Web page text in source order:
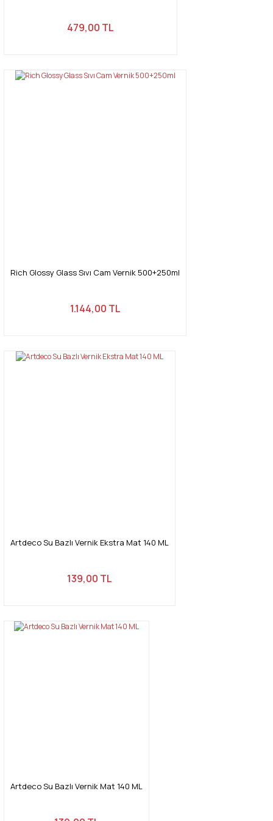
479,00 TL
Rich Glossy Glass Sıvı Cam Vernik 500+250ml
1.144,00 TL
Artdeco Su Bazlı Vernik Ekstra Mat 140 ML
139,00 TL
Artdeco Su Bazlı Vernik Mat 140 ML